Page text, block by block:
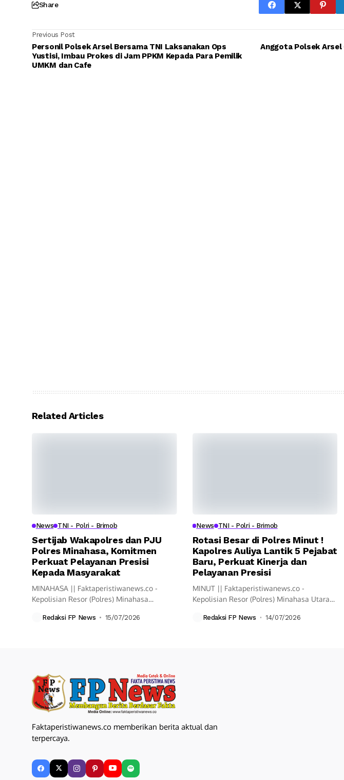
Share
Previous Post
Personil Polsek Arsel Bersama TNI Laksanakan Ops
Yustisi, Imbau Prokes di Jam PPKM Kepada Para Pemilik
UMKM dan Cafe
Anggota Polsek Arsel
Related Articles
News TNI - Polri - Brimob
Sertijab Wakapolres dan PJU
Polres Minahasa, Komitmen
Perkuat Pelayanan Presisi
Kepada Masyarakat
MINAHASA || Faktaperistiwanews.co -
Kepolisian Resor (Polres) Minahasa
Jabatan...
Redaksi FP News 15/07/2026
News TNI - Polri - Brimob
Rotasi Besar di Polres Minut !
Kapolres Auliya Lantik 5 Pejabat
Baru, Perkuat Kinerja dan
Pelayanan Presisi
MINUT || Faktaperistiwanews.co -
Kepolisian Resor (Polres) Minahasa Utara
Redaksi FP News 14/07/2026
Faktaperistiwanews.co memberikan berita aktual dan
terpercaya.